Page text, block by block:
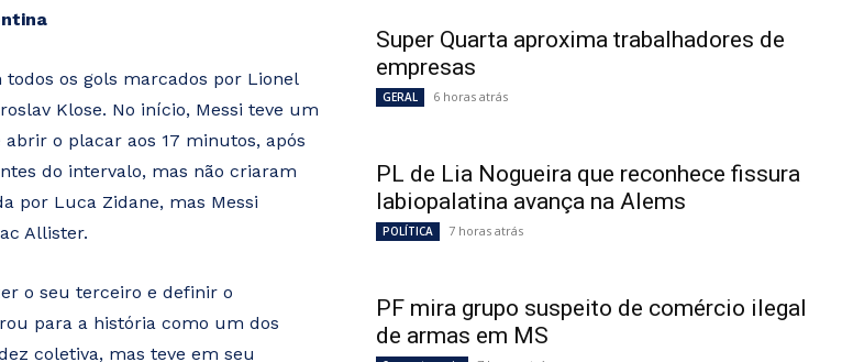
os gols marcados por Lionel
Klose. No início, Messi teve um
o placar aos 17 minutos, após
do intervalo, mas não criaram
por Luca Zidane, mas Messi
Allister.
o seu terceiro e definir o
para a história como um dos
coletiva, mas teve em seu
Super Quarta aproxima trabalhadores de
empresas
GERAL 6 horas atrás
PL de Lia Nogueira que reconhece fissura
labiopalatina avança na Alems
POLÍTICA 7 horas atrás
PF mira grupo suspeito de comércio ilegal
de armas em MS